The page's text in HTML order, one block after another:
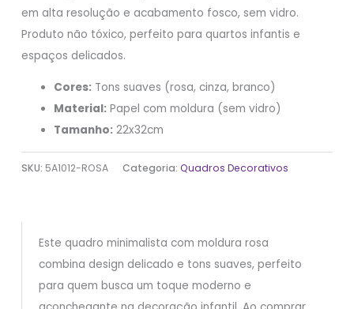
em alta resolução e acabamento fosco, sem vidro.
Produto não tóxico, perfeito para quartos infantis e
espaços delicados.
Cores: Tons suaves (rosa, cinza, branco)
Material: Papel com moldura (sem vidro)
Tamanho: 22x32cm
SKU: 5A1012-ROSA Categoria:Quadros Decorativos
Este quadro minimalista com moldura rosa
combina design delicado e tons suaves, perfeito
para quem busca um toque moderno e